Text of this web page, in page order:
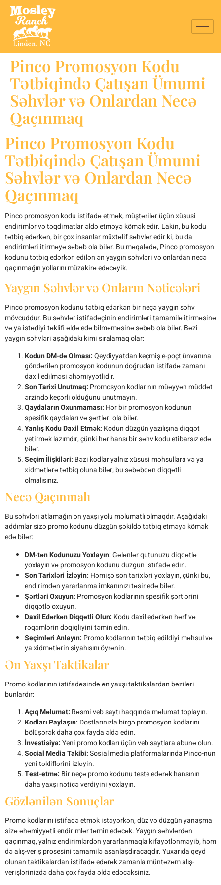
Pinco Promosyon Kodu
Tətbiqində Çatışan Ümumi
Səhvlər və Onlardan Necə
Qaçınmaq
Pinco Promosyon Kodu
Tətbiqində Çatışan Ümumi
Səhvlər və Onlardan Necə
Qaçınmaq
Pinco promosyon kodu istifadə etmək, müştərilər üçün xüsusi
endirimlər və təqdimatlar əldə etməyə kömək edir. Lakin, bu kodu
tətbiq edərkən, bir çox insanlar müxtəlif səhvlər edir ki, bu da
endirimləri itirməyə səbəb ola bilər. Bu məqalədə, Pinco promosyon
kodunu tətbiq edərkən edilən ən yaygın səhvləri və onlardan necə
qaçınmağın yollarını müzakirə edəcəyik.
Yaygın Səhvlər və Onların Nəticələri
Pinco promosyon kodunu tətbiq edərkən bir neçə yaygın səhv
mövcuddur. Bu səhvlər istifadəçinin endirimləri tamamilə itirməsinə
və ya istədiyi təklifi əldə edə bilməməsinə səbəb ola bilər. Bəzi
yaygın səhvləri aşağıdakı kimi sıralamaq olar:
Kodun DM-də Olması:Qeydiyyatdan keçmiş e-poçt ünvanına
göndərilən promosyon kodunun doğrudan istifadə zamanı
daxil edilməsi əhəmiyyətlidir.
Son Tarixi Unutmaq: Promosyon kodlarının müəyyən müddət
ərzində keçərli olduğunu unutmayın.
Qaydaların Oxunmaması: Hər bir promosyon kodunun
spesifik qaydaları və şərtləri ola bilər.
Yanlış Kodu Daxil Etmək: Kodun düzgün yazılışına diqqət
yetirmək lazımdır, çünki hər hansı bir səhv kodu etibarsız edə
bilər.
Seçim İlişkiləri: Bəzi kodlar yalnız xüsusi məhsullara və ya
xidmətlərə tətbiq oluna bilər; bu səbəbdən diqqətli
olmalısınız.
Necə Qaçınmalı
Bu səhvləri atlamağın ən yaxşı yolu məlumatlı olmaqdır. Aşağıdakı
addımlar sizə promo kodunu düzgün şəkildə tətbiq etməyə kömək
edə bilər:
DM-tən Kodunuzu Yoxlayın:Gələnlər qutunuzu diqqətlə
yoxlayın və promosyon kodunu düzgün istifadə edin.
Son Tarixləri İzləyin: Həmişə son tarixləri yoxlayın, çünki bu,
endirimdən yararlanma imkanınızı təsir edə bilər.
Şərtləri Oxuyun: Promosyon kodlarının spesifik şərtlərini
diqqətlə oxuyun.
Daxil Edərkən Diqqətli Olun: Kodu daxil edərkən hərf və
rəqəmlərin dəqiqliyini təmin edin.
Seçimləri Anlayın: Promo kodlarının tətbiq edildiyi məhsul və
ya xidmətlərin siyahısını öyrənin.
Ən Yaxşı Taktikalar
Promo kodlarının istifadəsində ən yaxşı taktikalardan bəziləri
bunlardır:
Açıq Məlumat: Rəsmi veb saytı haqqında məlumat toplayın.
Kodları Paylaşın: Dostlarınızla birgə promosyon kodlarını
bölüşərək daha çox fayda əldə edin.
İnvestisiya:Yeni promo kodları üçün veb saytlara abunə olun.
Social Media Takibi:Sosial media platformalarında Pinco-nun
yeni təkliflərini izləyin.
Test-etmə: Bir neçə promo kodunu teste edərək hansının
daha yaxşı nəticə verdiyini yoxlayın.
Gözlənilən Sonuçlar
Promo kodlarını istifadə etmək istəyərkən, düz və düzgün yanaşma
sizə əhəmiyyətli endirimlər təmin edəcək. Yaygın səhvlərdən
qaçınmaq, yalnız endirimlərdən yararlanmaqla kifayətlənməyib, həm
də alış-veriş prosesini tamamilə asanlaşdıracaqdır. Yuxarıda qeyd
olunan taktikalardan istifadə edərək zamanla müntəzəm alış-
verişlərinizdə daha çox fayda əldə edəcəksiniz.